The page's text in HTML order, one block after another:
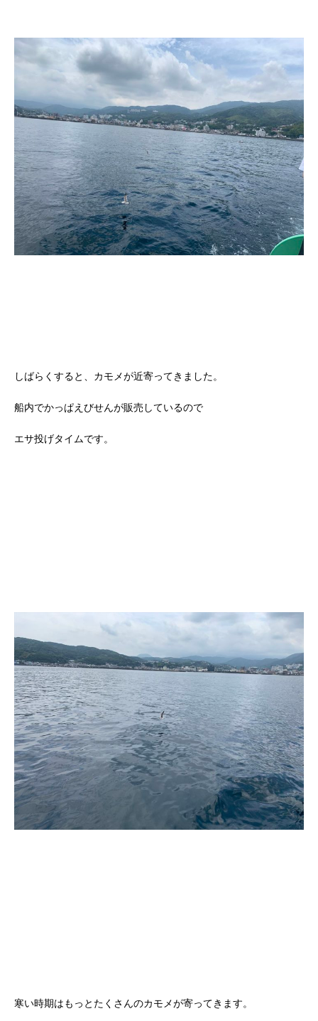
しばらくすると、カモメが近寄ってきました。
船内でかっぱえびせんが販売しているので
エサ投げタイムです。
寒い時期はもっとたくさんのカモメが寄ってきます。